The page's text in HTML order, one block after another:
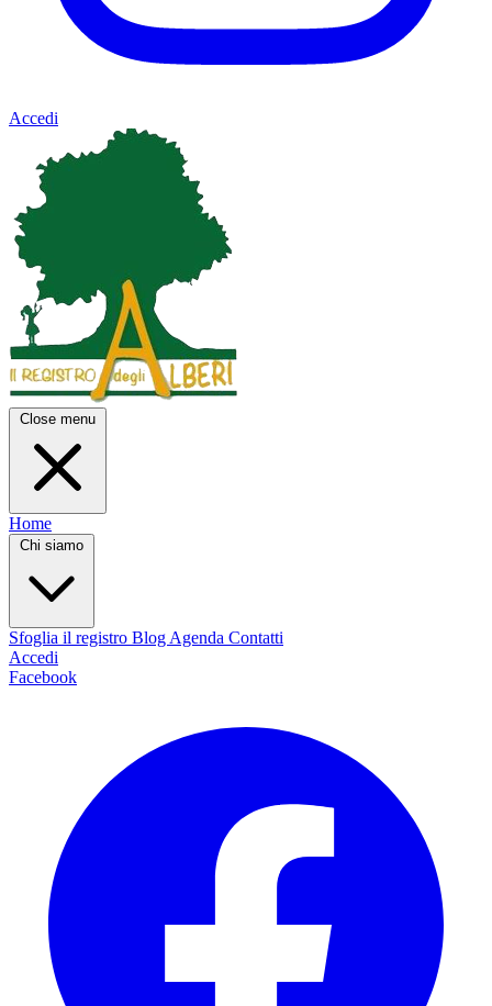
Accedi
Close menu
Home
Chi siamo
Sfoglia il registro Blog Agenda Contatti
Accedi
Facebook